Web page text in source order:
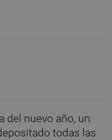
del nuevo año, un
todas las